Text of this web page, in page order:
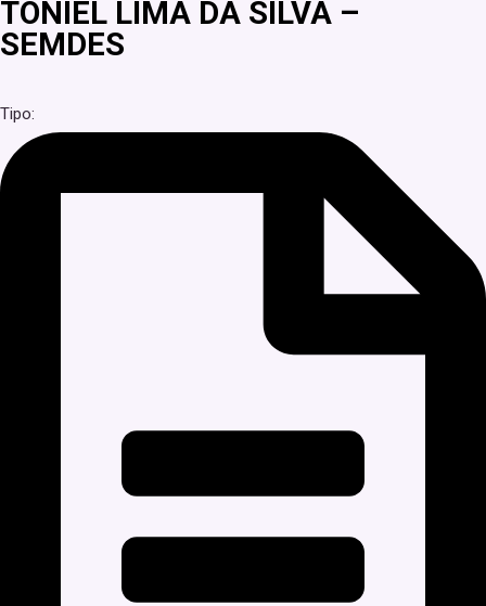
TONIEL LIMA DA SILVA –
SEMDES
Tipo: